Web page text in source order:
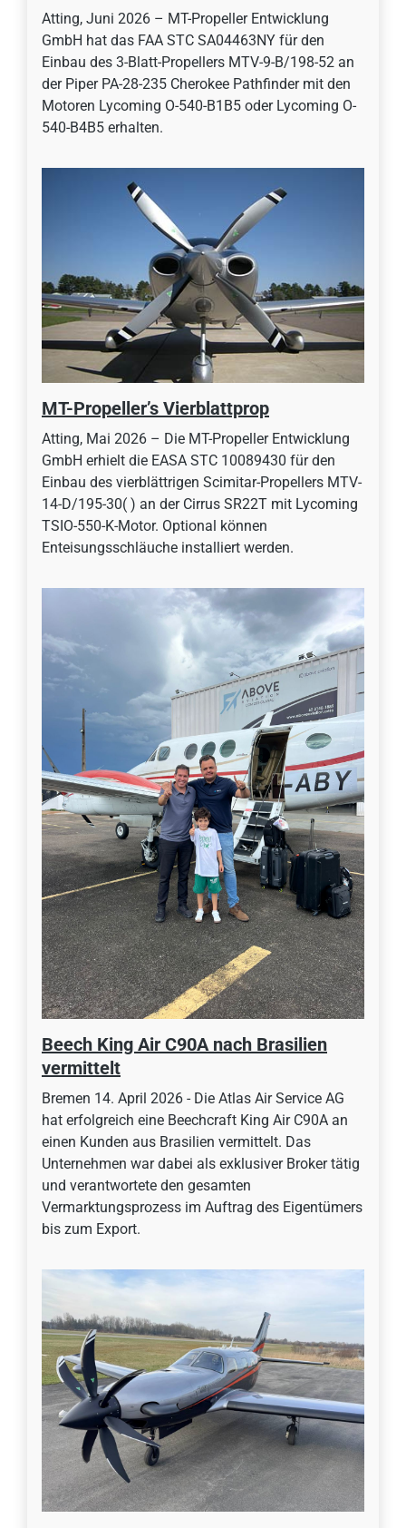
Atting, Juni 2026 – MT-Propeller Entwicklung
GmbH hat das FAA STC SA04463NY für den
Einbau des 3-Blatt-Propellers MTV-9-B/198-52 an
der Piper PA-28-235 Cherokee Pathfinder mit den
Motoren Lycoming O-540-B1B5 oder Lycoming O-
540-B4B5 erhalten.
MT-Propeller’s Vierblattprop
Atting, Mai 2026 – Die MT-Propeller Entwicklung
GmbH erhielt die EASA STC 10089430 für den
Einbau des vierblättrigen Scimitar-Propellers MTV-
14-D/195-30( ) an der Cirrus SR22T mit Lycoming
TSIO-550-K-Motor. Optional können
Enteisungsschläuche installiert werden.
Beech King Air C90A nach Brasilien
vermittelt
Bremen 14. April 2026 - Die Atlas Air Service AG
hat erfolgreich eine Beechcraft King Air C90A an
einen Kunden aus Brasilien vermittelt. Das
Unternehmen war dabei als exklusiver Broker tätig
und verantwortete den gesamten
Vermarktungsprozess im Auftrag des Eigentümers
bis zum Export.